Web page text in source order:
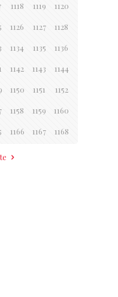
1118 1119 1120
1126 1127 1128
1134 1135 1136
1142 1143 1144
1150 1151 1152
1158 1159 1160
1166 1167 1168